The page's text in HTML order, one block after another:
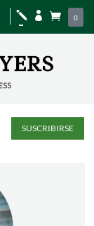
j   0
SUSCRIBIRSE